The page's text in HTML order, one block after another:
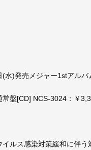
水)発売メジャー1stアルバ
常盤[CD] NCS-3024：￥
イルス感染対策緩和に伴う